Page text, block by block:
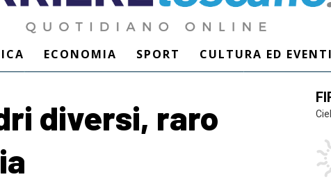
ECONOMIA SPORT CULTURA ED EVENTI
diversi, raro